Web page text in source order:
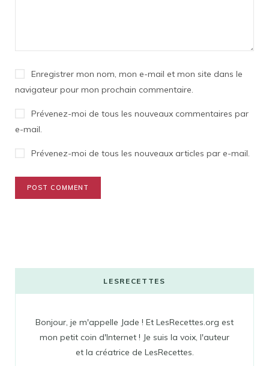
Enregistrer mon nom, mon e-mail et mon site dans le
navigateur pour mon prochain commentaire.
Prévenez-moi de tous les nouveaux commentaires par
e-mail.
Prévenez-moi de tous les nouveaux articles par e-mail.
LESRECETTES
Bonjour, je m'appelle Jade ! Et LesRecettes.org est
mon petit coin d'Internet ! Je suis la voix, l'auteur
et la créatrice de LesRecettes.